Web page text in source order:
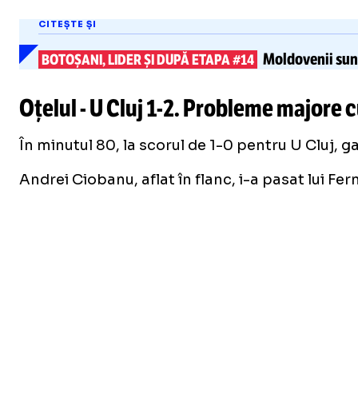
CITEȘTE ȘI
BOTOȘANI, LIDER ȘI DUPĂ ETAPA #14 Moldovenii
Oțelul - U Cluj1-2. Probleme majore
În minutul 80, la scorul de 1-0 pentru U Cluj,
Andrei Ciobanu, aflat în flanc, i-a pasat lui